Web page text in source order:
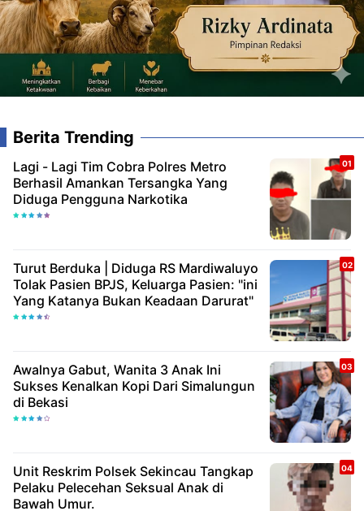
Berita Trending
Lagi - Lagi Tim Cobra Polres Metro
Berhasil Amankan Tersangka Yang
Diduga Pengguna Narkotika
Turut Berduka | Diduga RS Mardiwaluyo
Tolak Pasien BPJS, Keluarga Pasien: "ini
Yang Katanya Bukan Keadaan Darurat"
Awalnya Gabut, Wanita 3 Anak Ini
Sukses Kenalkan Kopi Dari Simalungun
di Bekasi
Unit Reskrim Polsek Sekincau Tangkap
Pelaku Pelecehan Seksual Anak di
Bawah Umur.